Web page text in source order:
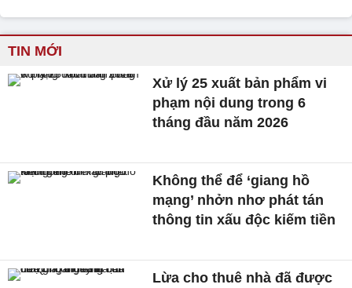
TIN MỚI
Xử lý 25 xuất bản phẩm vi
phạm nội dung trong 6
tháng đầu năm 2026
Không thể để ‘giang hồ
mạng’ nhởn nhơ phát tán
thông tin xấu độc kiếm tiền
Lừa cho thuê nhà đã được